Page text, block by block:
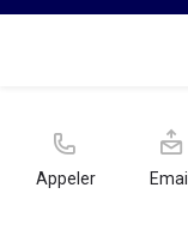
Appeler Email